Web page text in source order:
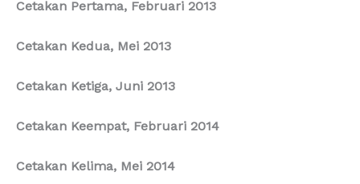
Cetakan Pertama, Februari 2013
Cetakan Kedua, Mei 2013
Cetakan Ketiga, Juni 2013
Cetakan Keempat, Februari 2014
Cetakan Kelima, Mei 2014